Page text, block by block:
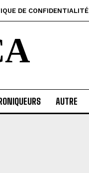
DE CONFIDENTIALITÉ
AUTRE